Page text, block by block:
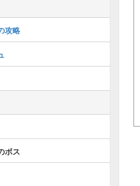
攻略
ボス